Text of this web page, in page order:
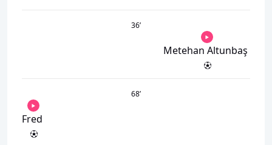
36’
Metehan Altunbaş
68’
Fred